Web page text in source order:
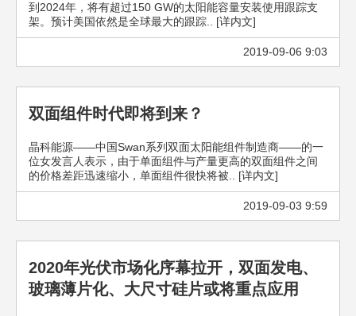
到2024年，将有超过150 GW的太阳能容量安装使用跟踪支
架。预计美国依然是全球最大的跟踪.. [详内文]
2019-09-06 9:03
双面组件时代即将到来？
晶科能源——中国Swan系列双面太阳能组件制造商——的一
位女发言人表示，由于单面组件与产量更高的双面组件之间
的价格差距迅速缩小，单面组件很快将被.. [详内文]
2019-09-03 9:59
2020年光伏市场化序幕拉开，双面发电、
玻璃薄片化、大尺寸硅片或将重点应用